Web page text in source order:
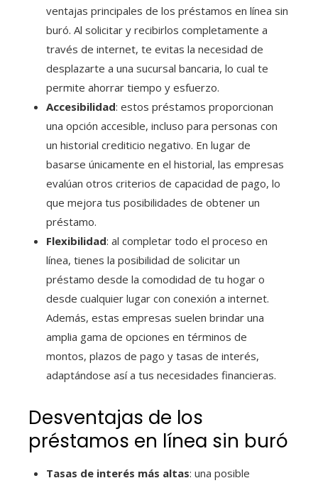
ventajas principales de los préstamos en línea sin
buró. Al solicitar y recibirlos completamente a
través de internet, te evitas la necesidad de
desplazarte a una sucursal bancaria, lo cual te
permite ahorrar tiempo y esfuerzo.
Accesibilidad: estos préstamos proporcionan
una opción accesible, incluso para personas con
un historial crediticio negativo. En lugar de
basarse únicamente en el historial, las empresas
evalúan otros criterios de capacidad de pago, lo
que mejora tus posibilidades de obtener un
préstamo.
Flexibilidad: al completar todo el proceso en
línea, tienes la posibilidad de solicitar un
préstamo desde la comodidad de tu hogar o
desde cualquier lugar con conexión a internet.
Además, estas empresas suelen brindar una
amplia gama de opciones en términos de
montos, plazos de pago y tasas de interés,
adaptándose así a tus necesidades financieras.
Desventajas de los
préstamos en línea sin buró
Tasas de interés más altas: una posible